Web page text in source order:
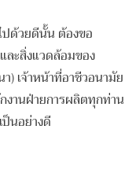
ปด้วยดีนั้น ต้องขอ
ะสิ่งแวดล้อมของ
) เจ้าหน้าที่อาชีวอนามัย
านฝ่ายการผลิตทุกท่าน
นอย่างดี